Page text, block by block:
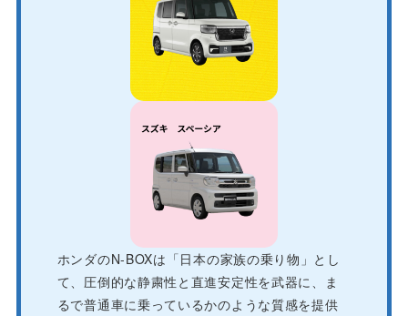
ホンダのN-BOXは「日本の家族の乗り物」とし
て、圧倒的な静粛性と直進安定性を武器に、ま
るで普通車に乗っているかのような質感を提供